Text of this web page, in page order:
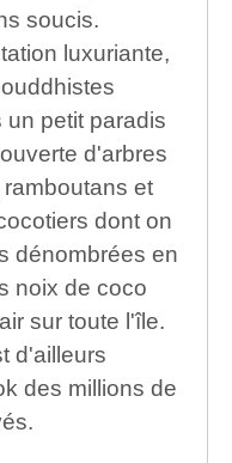
soucis.
luxuriante,
petit paradis
d'arbres
et
dont on
dénombrées en
noix de coco
sur toute l'île.
d'ailleurs
des millions de